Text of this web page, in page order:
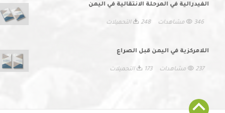
الفيدرالية في المرحلة الانتقالية في اليمن
346 مشاهدات 248 التحميلات
اللامركزية في اليمن قبل الصراع
237 مشاهدات 173 التحميلات